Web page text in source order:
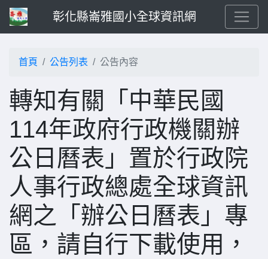
彰化縣崙雅國小全球資訊網
首頁 公告列表 公告內容
轉知有關「中華民國
114年政府行政機關辦
公日曆表」置於行政院
人事行政總處全球資訊
網之「辦公日曆表」專
區，請自行下載使用，